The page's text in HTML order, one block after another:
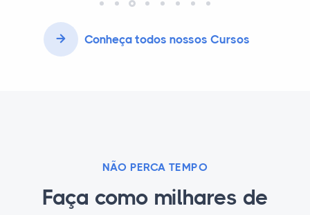
Conheça todos nossos Cursos
NÃO PERCA TEMPO
Faça como milhares de